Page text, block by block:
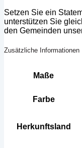
Setzen Sie ein
unterstützen Sie
den Gemeinden
Zusätzliche Informationen
Maße
Farbe
Herkunftsland